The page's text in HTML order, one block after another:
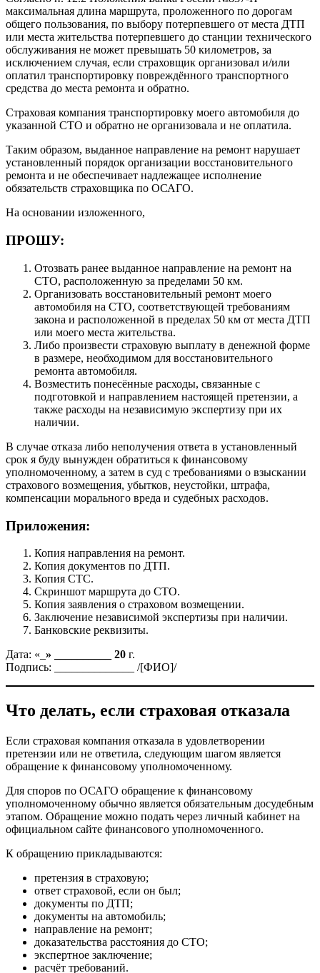
максимальная длина маршрута, проложенного по дорогам
общего пользования, по выбору потерпевшего от места ДТП
или места жительства потерпевшего до станции технического
обслуживания не может превышать 50 километров, за
исключением случая, если страховщик организовал и/или
оплатил транспортировку повреждённого транспортного
средства до места ремонта и обратно.
Страховая компания транспортировку моего автомобиля до
указанной СТО и обратно не организовала и не оплатила.
Таким образом, выданное направление на ремонт нарушает
установленный порядок организации восстановительного
ремонта и не обеспечивает надлежащее исполнение
обязательств страховщика по ОСАГО.
На основании изложенного,
ПРОШУ:
Отозвать ранее выданное направление на ремонт на
СТО, расположенную за пределами 50 км.
Организовать восстановительный ремонт моего
автомобиля на СТО, соответствующей требованиям
закона и расположенной в пределах 50 км от места ДТП
или моего места жительства.
Либо произвести страховую выплату в денежной форме
в размере, необходимом для восстановительного
ремонта автомобиля.
Возместить понесённые расходы, связанные с
подготовкой и направлением настоящей претензии, а
также расходы на независимую экспертизу при их
наличии.
В случае отказа либо неполучения ответа в установленный
срок я буду вынужден обратиться к финансовому
уполномоченному, а затем в суд с требованиями о взыскании
страхового возмещения, убытков, неустойки, штрафа,
компенсации морального вреда и судебных расходов.
Приложения:
Копия направления на ремонт.
Копия документов по ДТП.
Копия СТС.
Скриншот маршрута до СТО.
Копия заявления о страховом возмещении.
Заключение независимой экспертизы при наличии.
Банковские реквизиты.
Дата: «_ » __________ 20 г.
Подпись: ______________ /[ФИО]/
Что делать, если страховая отказала
Если страховая компания отказала в удовлетворении
претензии или не ответила, следующим шагом является
обращение к финансовому уполномоченному.
Для споров по ОСАГО обращение к финансовому
уполномоченному обычно является обязательным досудебным
этапом. Обращение можно подать через личный кабинет на
официальном сайте финансового уполномоченного.
К обращению прикладываются:
претензия в страховую;
ответ страховой, если он был;
документы по ДТП;
документы на автомобиль;
направление на ремонт;
доказательства расстояния до СТО;
экспертное заключение;
расчёт требований.